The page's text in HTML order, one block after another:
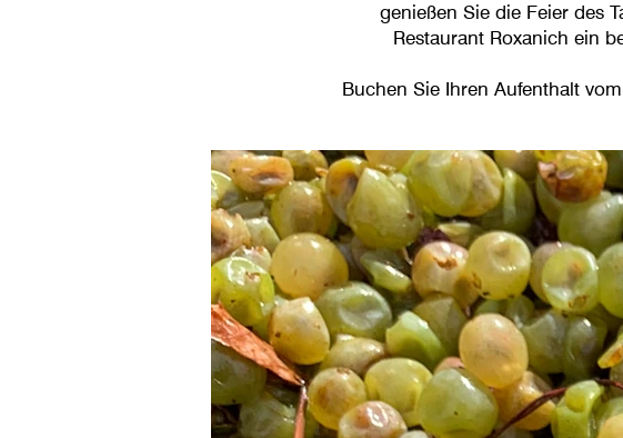
genießen Sie die Feier des
Restaurant Roxanich ein
Buchen Sie Ihren Aufenthalt